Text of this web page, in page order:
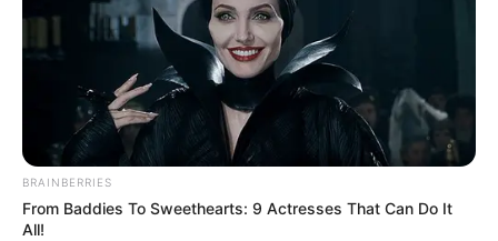
Lageplan alsgrößere Karte zeigen
Deutschlandweit Veranstaltung kostenlos
eintragen:
BRAINBERRIES
From Baddies To Sweethearts: 9 Actresses That Can Do It
All!